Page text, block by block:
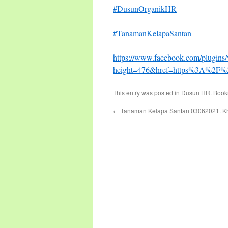
#DusunOrganikHR
#TanamanKelapaSantan
https://www.facebook.com/
This entry was posted in Dusun HR.
← Tanaman Kelapa Santan 03062021.